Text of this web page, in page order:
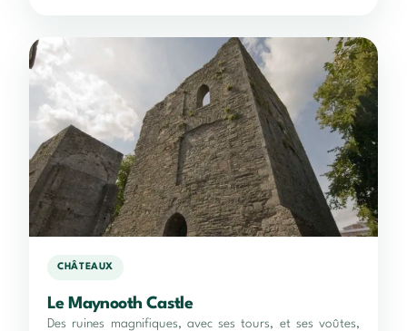
CHÂTEAUX
Le Maynooth Castle
Des ruines magnifiques, avec ses tours, et ses voûtes,